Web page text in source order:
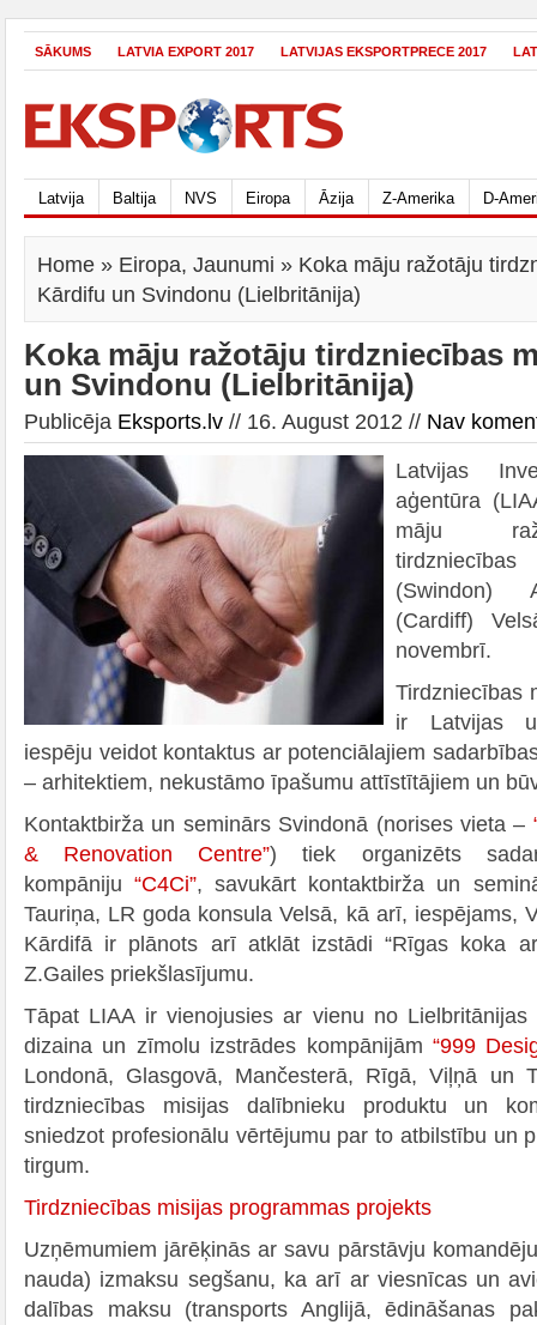
SĀKUMS LATVIA EXPORT 2017 LATVIJAS EKSPORTPRECE 2017
Latvija Baltija NVS Eiropa Āzija Z-Amerika D-
Home » Eiropa, Jaunumi » Koka māju ražotāju
Kārdifu un Svindonu (Lielbritānija)
Koka māju ražotāju tirdzniecības
un Svindonu (Lielbritānija)
Publicēja Eksports.lv // 16. August 2012 // Nav
Latvijas
aģentūra
māju
(Swindon)
(Cardiff)
novembrī.
Tirdzniecības
ir Latvijas
iespēju veidot kontaktus ar potenciālajiem
– arhitektiem, nekustāmo īpašumu attīstītājiem un
Kontaktbirža un seminārs Svindonā (norises vieta –
& Renovation Centre”) tiek organizēts
kompāniju“C4Ci”, savukārt kontaktbirža un
Tauriņa, LR goda konsula Velsā, kā arī, iespējams,
Kārdifā ir plānots arī atklāt izstādi “Rīgas koka
Z.Gailes priekšlasījumu.
Tāpat LIAA ir vienojusies ar vienu no Lielbritānijas
dizaina un zīmolu izstrādes kompānijām “999
Londonā, Glasgovā, Mančesterā, Rīgā, Viļņā un
tirdzniecības misijas dalībnieku produktu un
sniedzot profesionālu vērtējumu par to atbilstību un
tirgum.
Tirdzniecības misijas programmas projekts
Uzņēmumiem jārēķinās ar savu pārstāvju
nauda) izmaksu segšanu, ka arī ar viesnīcas un
dalības maksu (transports Anglijā, ēdināšanas